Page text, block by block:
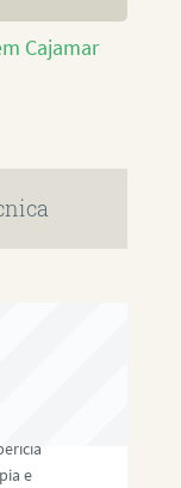
Cajamar
e